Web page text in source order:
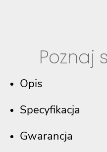
Poznaj
Opis
Specyfikacja
Gwarancja